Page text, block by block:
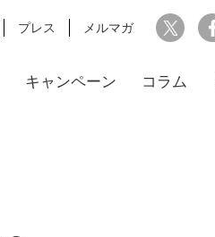
プレス メルマガ
キャンペーン コラム